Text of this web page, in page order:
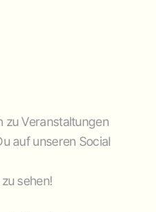
zu Veranstaltungen
auf unseren Social
sehen!